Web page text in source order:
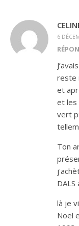
6
reste
et
et les
vert
Ton
là je
Noel